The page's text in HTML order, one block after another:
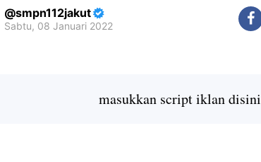
smpn112jakut
Sabtu, 08 Januari 2022
masukkan script iklan disini